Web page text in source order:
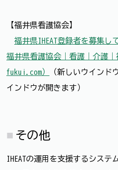
【福井県看護協会】
福井県IHEAT登録者を募集し
福井県看護協会｜看護｜介護
fukui.com）
（新しいウインド
インドウが開きます）
その他
IHEATの運用を支援するシス